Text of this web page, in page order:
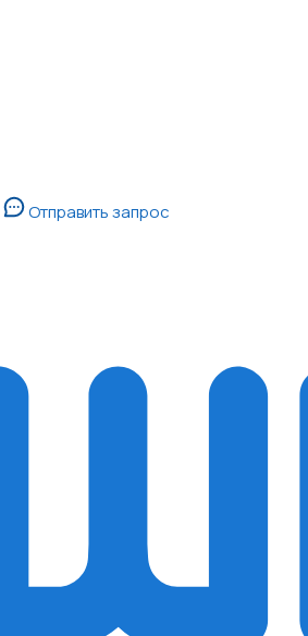
Отправить запрос